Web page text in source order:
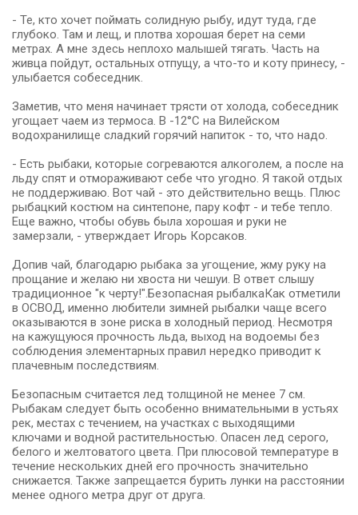
- Те, кто хочет поймать солидную рыбу, идут туда, где
глубоко. Там и лещ, и плотва хорошая берет на семи
метрах. А мне здесь неплохо малышей тягать. Часть на
живца пойдут, остальных отпущу, а что-то и коту принесу, -
улыбается собеседник.
Заметив, что меня начинает трясти от холода, собеседник
угощает чаем из термоса. В -12°С на Вилейском
водохранилище сладкий горячий напиток - то, что надо.
- Есть рыбаки, которые согреваются алкоголем, а после на
льду спят и отмораживают себе что угодно. Я такой отдых
не поддерживаю. Вот чай - это действительно вещь. Плюс
рыбацкий костюм на синтепоне, пару кофт - и тебе тепло.
Еще важно, чтобы обувь была хорошая и руки не
замерзали, - утверждает Игорь Корсаков.
Допив чай, благодарю рыбака за угощение, жму руку на
прощание и желаю ни хвоста ни чешуи. В ответ слышу
традиционное "к черту!".Безопасная рыбалкаКак отметили
в ОСВОД, именно любители зимней рыбалки чаще всего
оказываются в зоне риска в холодный период. Несмотря
на кажущуюся прочность льда, выход на водоемы без
соблюдения элементарных правил нередко приводит к
плачевным последствиям.
Безопасным считается лед толщиной не менее 7 см.
Рыбакам следует быть особенно внимательными в устьях
рек, местах с течением, на участках с выходящими
ключами и водной растительностью. Опасен лед серого,
белого и желтоватого цвета. При плюсовой температуре в
течение нескольких дней его прочность значительно
снижается. Также запрещается бурить лунки на расстоянии
менее одного метра друг от друга.